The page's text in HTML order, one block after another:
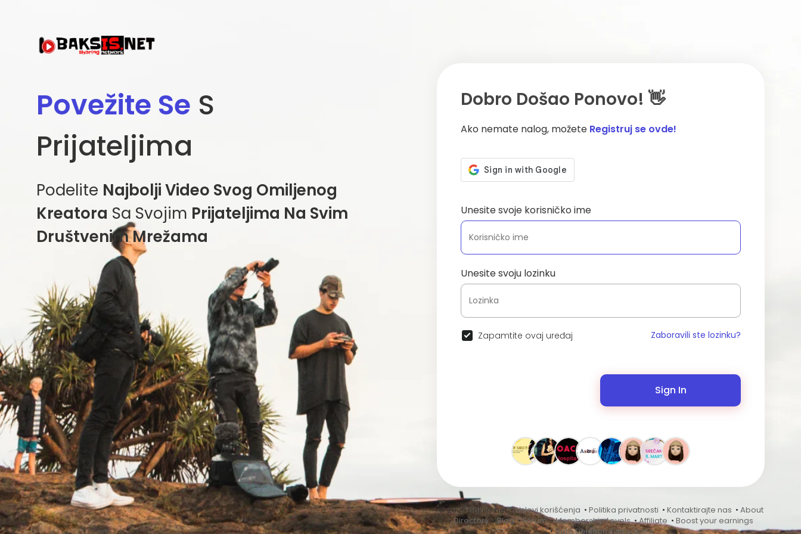
Povežite Se S
Prijateljima
Podelite Najbolji Video Svog Omiljenog
Kreatora Sa Svojim Prijateljima Na Svim
Društvenim Mrežama
Dobro Došao Ponovo! 👋
Ako nemate nalog, možete Registruj se ovde!
Unesite svoje korisničko ime
Unesite svoju lozinku
Zapamtite ovaj uređaj Zaboravili ste lozinku?
Sign In
© 2026 baksis.net •Uslovi korišćenja • Politika privatnosti • Kontaktirajte nas • About
•Directory•Blog•Forum•Membership Levels•Affiliate • Boost your earnings
•Data Deletion Instructions